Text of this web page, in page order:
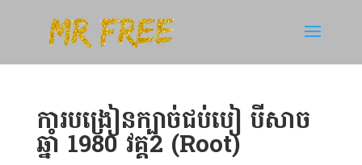
ការបង្រៀនក្បាច់ជប់បៀ បីសាច
ឆ្នាំ 1980 វគ្គ2 (Root)